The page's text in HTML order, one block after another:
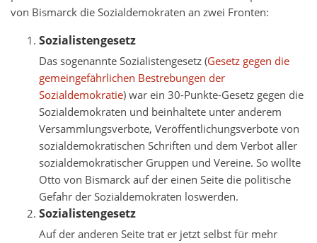
von Bismarck die Sozialdemokraten an zwei Fronten:
Sozialistengesetz
Das sogenannte Sozialistengesetz (Gesetz gegen die
gemeingefährlichen Bestrebungen der
Sozialdemokratie) war ein 30-Punkte-Gesetz gegen die
Sozialdemokraten und beinhaltete unter anderem
Versammlungsverbote, Veröffentlichungsverbote von
sozialdemokratischen Schriften und dem Verbot aller
sozialdemokratischer Gruppen und Vereine. So wollte
Otto von Bismarck auf der einen Seite die politische
Gefahr der Sozialdemokraten loswerden.
Sozialistengesetz
Auf der anderen Seite trat er jetzt selbst für mehr